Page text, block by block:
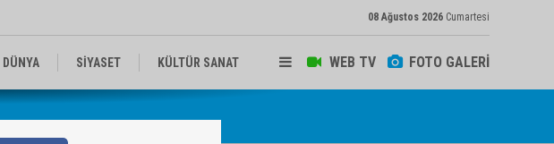
08 Ağustos 2026 Cumartesi
WEB TV FOTO GALERİ
DÜNYA SİYASET KÜLTÜR SANAT